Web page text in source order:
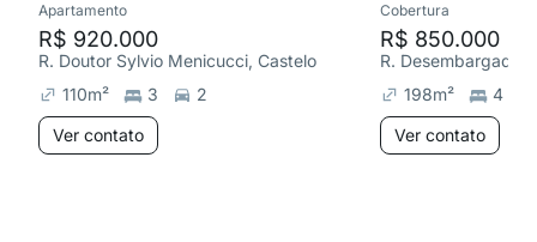
Apartamento
R$ 920.000
R. Doutor Sylvio Menicucci, Castelo
110m² 3
2
Ver contato
Cobertura
R$ 850.000
198m²
4
Ver contato